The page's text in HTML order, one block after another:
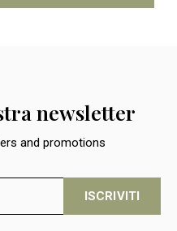
newsletter
and promotions
ISCRIVITI